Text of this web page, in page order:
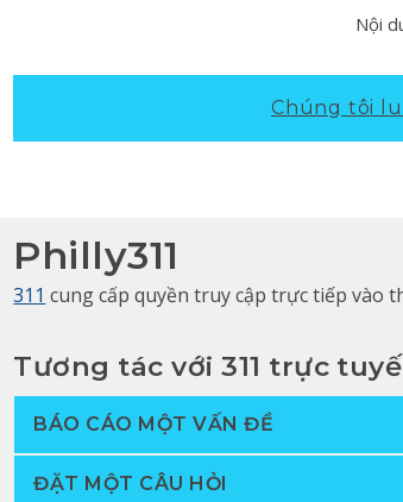
Nội
Chúng tôi
Philly311
311 cung cấp quyền truy cập trực tiếp vào
Tương tác với 311 trực
BÁO CÁO MỘT VẤN ĐỀ
ĐẶT MỘT CÂU HỎI